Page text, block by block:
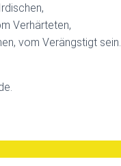
Verhärteten,
vom Verängstigt sein.